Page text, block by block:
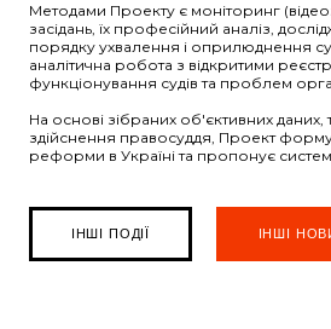
Методами Проекту є моніторинг
засідань, їх професійний аналіз,
порядку ухвалення і оприлюднення
аналітична робота з відкритими
функціонування судів та проблем
На основі зібраних об'єктивних
здійснення правосуддя, Проект
реформи в Україні та пропонує
ІНШІ ПОДІЇ ІНШІ